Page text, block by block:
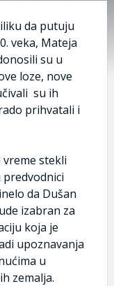
da putuju
veka, Mateja
su u
loze, nove
su ih
prihvatali i
vreme stekli
da Dušan
izabran za
koja je
upoznavanja
u
zemalja.